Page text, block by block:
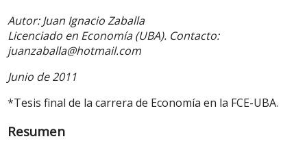
Autor: Juan Ignacio Zaballa
Licenciado en Economía (UBA). Contacto:
juanzaballa@hotmail.com
Junio de 2011
*Tesis final de la carrera de Economía en la FCE-UBA.
Resumen